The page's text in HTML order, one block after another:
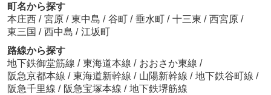
町名から探す
本庄西 / 宮原 / 東中島 / 谷町 / 垂水町 / 十三東 / 西宮原 /
東三国 / 西中島 / 江坂町
路線から探す
地下鉄御堂筋線 / 東海道本線 / おおさか東線 /
阪急京都本線 / 東海道新幹線 / 山陽新幹線 / 地下鉄谷町線 /
阪急千里線 / 阪急宝塚本線 / 地下鉄堺筋線